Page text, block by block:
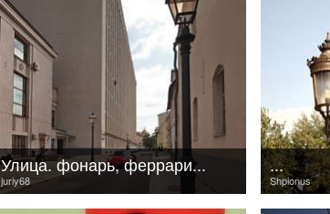
juriy68
Улица. фонарь, феррари...
Shpionus
...